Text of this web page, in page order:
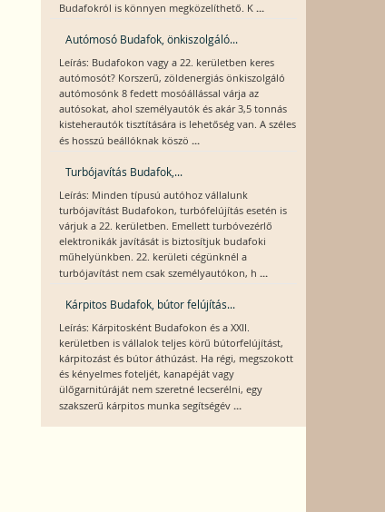
Budafokról is könnyen megközelíthető. K ...
Autómosó Budafok, önkiszolgáló...
Leírás: Budafokon vagy a 22. kerületben keres
autómosót? Korszerű, zöldenergiás önkiszolgáló
autómosónk 8 fedett mosóállással várja az
autósokat, ahol személyautók és akár 3,5 tonnás
kisteherautók tisztítására is lehetőség van. A széles
és hosszú beállóknak köszö ...
Turbójavítás Budafok,...
Leírás: Minden típusú autóhoz vállalunk
turbójavítást Budafokon, turbófelújítás esetén is
várjuk a 22. kerületben. Emellett turbóvezérlő
elektronikák javítását is biztosítjuk budafoki
műhelyünkben. 22. kerületi cégünknél a
turbójavítást nem csak személyautókon, h ...
Kárpitos Budafok, bútor felújítás...
Leírás: Kárpitosként Budafokon és a XXII.
kerületben is vállalok teljes körű bútorfelújítást,
kárpitozást és bútor áthúzást. Ha régi, megszokott
és kényelmes foteljét, kanapéját vagy
ülőgarnitúráját nem szeretné lecserélni, egy
szakszerű kárpitos munka segítségév ...